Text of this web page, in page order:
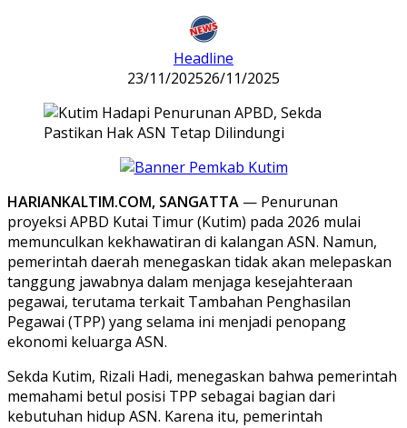
Headline
23/11/202526/11/2025
HARIANKALTIM.COM, SANGATTA — Penurunan
proyeksi APBD Kutai Timur (Kutim) pada 2026 mulai
memunculkan kekhawatiran di kalangan ASN. Namun,
pemerintah daerah menegaskan tidak akan melepaskan
tanggung jawabnya dalam menjaga kesejahteraan
pegawai, terutama terkait Tambahan Penghasilan
Pegawai (TPP) yang selama ini menjadi penopang
ekonomi keluarga ASN.
Sekda Kutim, Rizali Hadi, menegaskan bahwa pemerintah
memahami betul posisi TPP sebagai bagian dari
kebutuhan hidup ASN. Karena itu, pemerintah